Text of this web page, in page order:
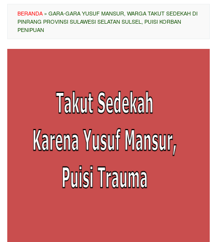
BERANDA » GARA-GARA YUSUF MANSUR, WARGA TAKUT SEDEKAH DI
PINRANG PROVINSI SULAWESI SELATAN SULSEL, PUISI KORBAN
PENIPUAN